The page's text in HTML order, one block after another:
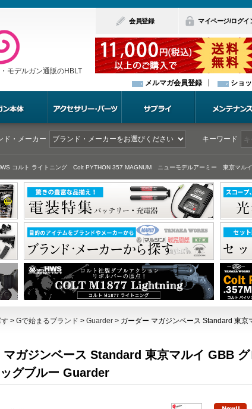
モデルガン通販のHBLT
会員登録 マイページ/ログイ
メルマガ会員登録 ショ
ド・メーカー キーワード
コルト ライトニング Colt PYTHON 357 MAGNUM ニューモデルアーミー 東京マル
す > Gで始まるブランド > Guarder > ガーダー マガジンベース Standard 東
マガジンベース Standard 東京マルイ GBB
グブルー Guarder